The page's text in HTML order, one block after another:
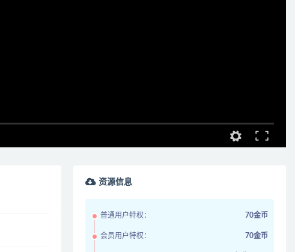
资源信息
普通用户特权： 70金币
会员用户特权： 70金币